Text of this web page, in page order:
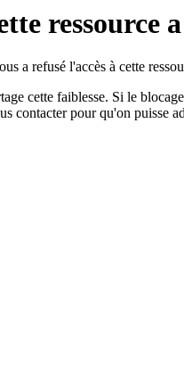
ressource
a refusé l'accès à cette
cette faiblesse. Si le
contacter pour qu'on puisse